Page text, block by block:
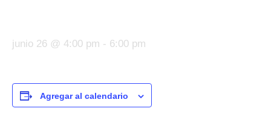
junio 26 @ 4:00 pm - 6:00 pm
Agregar al calendario